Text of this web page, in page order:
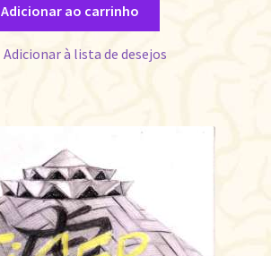
Adicionar ao carrinho
Adicionar à lista de desejos